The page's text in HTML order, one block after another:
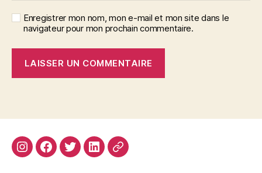
Enregistrer mon nom, mon e-mail et mon site dans le
navigateur pour mon prochain commentaire.
InstagramFacebook
TwitterLinkedin
Site